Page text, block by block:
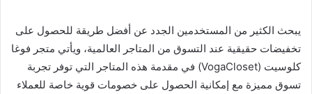
يبحث الكثير من المستخدمين الجدد عن أفضل طريقة للحصول على
تخفيضات حقيقية عند التسوق من المتاجر العالمية، ويأتي متجر فوغا
كلوسيت (VogaCloset) في مقدمة هذه المتاجر التي توفر تجربة
تسوق مميزة مع إمكانية الحصول على خصومات قوية خاصة للعملاء